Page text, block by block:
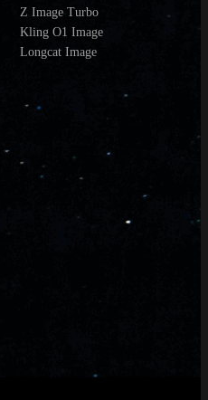
Z Image Turbo
Kling O1 Image
Longcat Image